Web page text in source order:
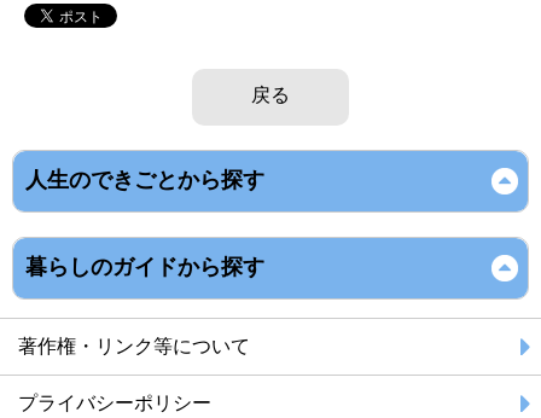
戻る
人生のできごとから探す
暮らしのガイドから探す
著作権・リンク等について
プライバシーポリシー